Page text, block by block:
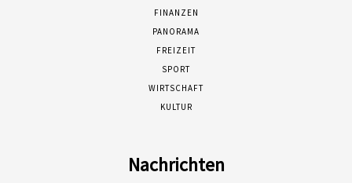
FINANZEN
PANORAMA
FREIZEIT
SPORT
WIRTSCHAFT
KULTUR
Nachrichten